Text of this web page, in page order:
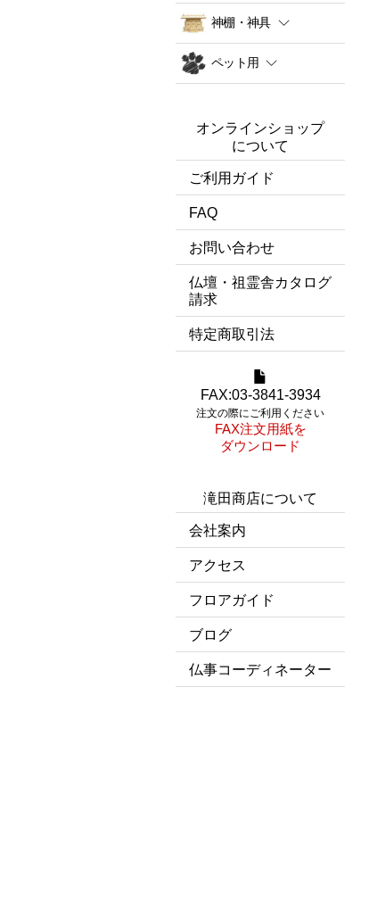
神棚・神具
ペット用
オンラインショップ
について
ご利用ガイド
FAQ
お問い合わせ
仏壇・祖霊舎カタログ
請求
特定商取引法
FAX:03-3841-3934
注文の際にご利用ください
FAX注文用紙を
ダウンロード
滝田商店について
会社案内
アクセス
フロアガイド
ブログ
仏事コーディネーター